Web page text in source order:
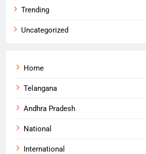
Trending
Uncategorized
Home
Telangana
Andhra Pradesh
National
International